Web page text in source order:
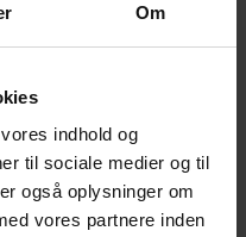
Om
indhold og
til sociale medier og til
også oplysninger om
vores partnere inden